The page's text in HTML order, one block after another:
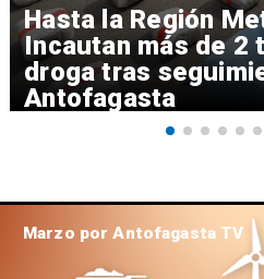
Hasta la Región
Incautan más de 2
droga tras
Antofagasta
Marzo por Antofagasta TV